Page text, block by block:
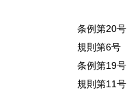
条例第20号
規則第6号
条例第19号
規則第11号